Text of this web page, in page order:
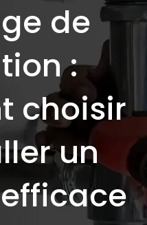
de
:
choisir
un